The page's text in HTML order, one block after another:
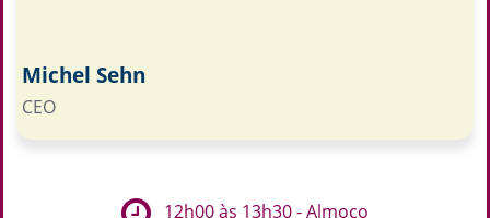
Michel Sehn
CEO
12h00 às 13h30 - Almoço